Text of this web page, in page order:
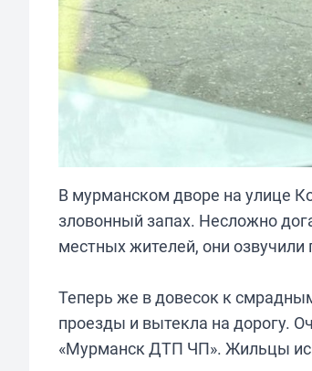
В мурманском дворе на улице
зловонный запах. Несложно
местных жителей, они
Теперь же в довесок к
проезды и вытекла на дорогу.
«Мурманск ДТП ЧП». Жильцы